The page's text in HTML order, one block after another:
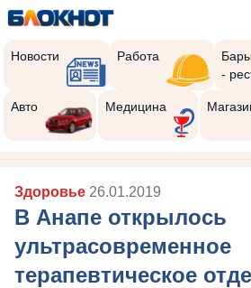
Новости Работа
Бары
-
Авто Медицина
Здоровье 26.01.2019
В Анапе открылось
ультрасовременное
терапевтическое